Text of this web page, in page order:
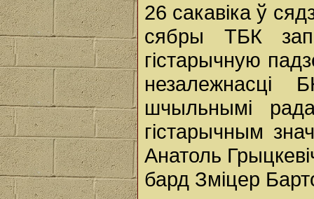
26 сакавіка ў
сябры ТБК
гістарычную
шчыльнымі
гістарычным
Анатоль
бард Зміцер